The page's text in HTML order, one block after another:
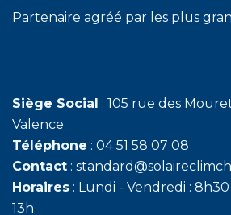
Partenaire agréé par les plus
Siège Social : 105 rue des
Valence
Téléphone : 04 51 58 07 08
Contact :
Horaires : Lundi - Vendredi :
13h